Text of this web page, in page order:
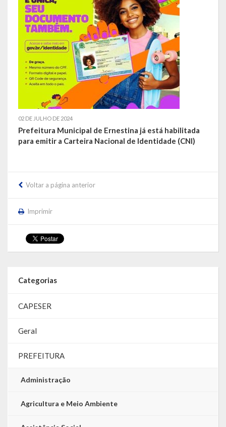
02 DE JULHO DE 2024
Prefeitura Municipal de Ernestina já está habilitada
para emitir a Carteira Nacional de Identidade (CNI)
Voltar a página anterior
Imprimir
Categorias
CAPESER
Geral
PREFEITURA
Administração
Agricultura e Meio Ambiente